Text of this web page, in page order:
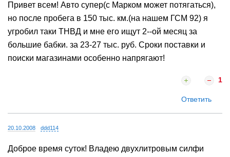
Привет всем! Авто супер(с Марком может потягаться),
но после пробега в 150 тыс. км.(на нашем ГСМ 92) я
угробил таки ТНВД и мне его ищут 2--ой месяц за
большие бабки. за 23-27 тыс. руб. Сроки поставки и
поиски магазинами особенно напрягают!
1
Ответить
20.10.2008 ddd114
Доброе время суток! Владею двухлитровым силфи